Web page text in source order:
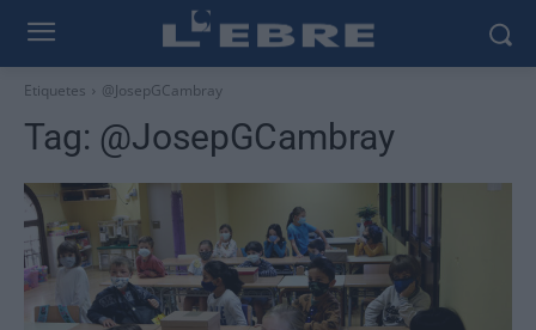
Etiquetes @JosepGCambray
Tag: @JosepGCambray